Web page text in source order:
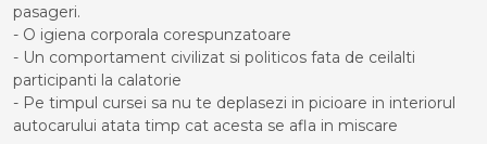
pasageri.
- O igiena corporala corespunzatoare
- Un comportament civilizat si politicos fata de ceilalti
participanti la calatorie
- Pe timpul cursei sa nu te deplasezi in picioare in interiorul
autocarului atata timp cat acesta se afla in miscare